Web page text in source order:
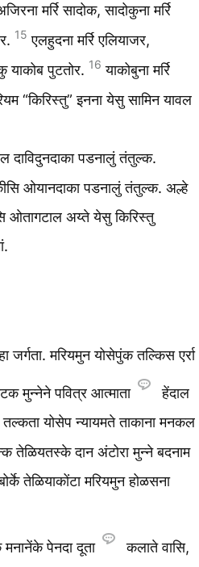
मर्रि सादोक, सादोकुना मर्रि
15 एलहुदना मर्रि एलियाजर,
याकोब पुटतोर. 16 याकोबुना मर्रि
“किरिस्‍तु” इनना येसु सामिन यावल
दाविदुनदाका पडनालुं तंतुल्क.
ओयानदाका पडनालुं तंतुल्क. अल्हे
ओतागटाल अय्ते येसु किरिस्‍तु
जर्गता. मरियमुन योसेपुंक तल्किस एर्रा
मुन्‍नेने पवित्र आत्माता
हेंदाल
तल्कता योसेप न्‍यायमते ताकाना मनकल
तेळियतस्के दान अंटोरा मुन्‍ने बदनाम
तेळियाकोंटा मरियमुन होळसना
मनानेंके पेनदा दूता
कलाते वासि,